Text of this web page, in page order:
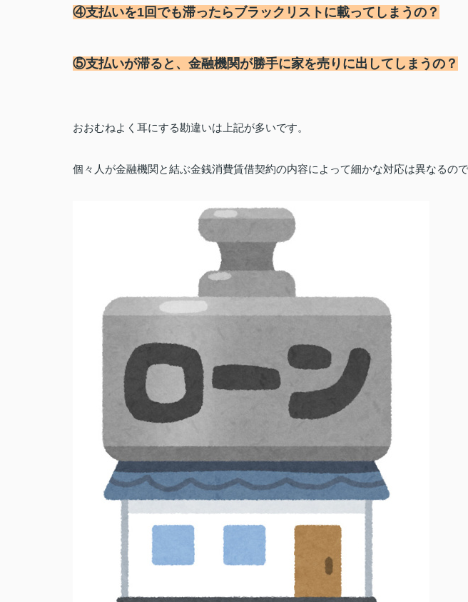
④支払いを1回でも滞ったらブラックリストに載ってしまうの？
⑤支払いが滞ると、金融機関が勝手に家を売りに出してしまうの？
おおむねよく耳にする勘違いは上記が多いです。
個々人が金融機関と結ぶ金銭消費賃借契約の内容によって細かな対応は異なるの